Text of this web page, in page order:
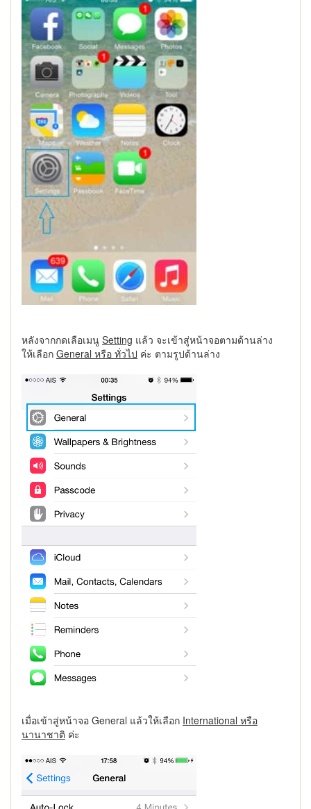
หลังจากกดเลือเมนู Setting แล้ว จะเข้าสู่หน้าจอตามด้านล่าง
ให้เลือก General หรือ ทั่วไป ค่ะ ตามรูปด้านล่าง
เมื่อเข้าสู่หน้าจอ General แล้วให้เลือก International หรือ
นานาชาติ ค่ะ